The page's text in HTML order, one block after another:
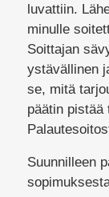
luvattiin.
minulle
Soittajan
ystävällinen
se, mitä
päätin pistää
Suunnilleen